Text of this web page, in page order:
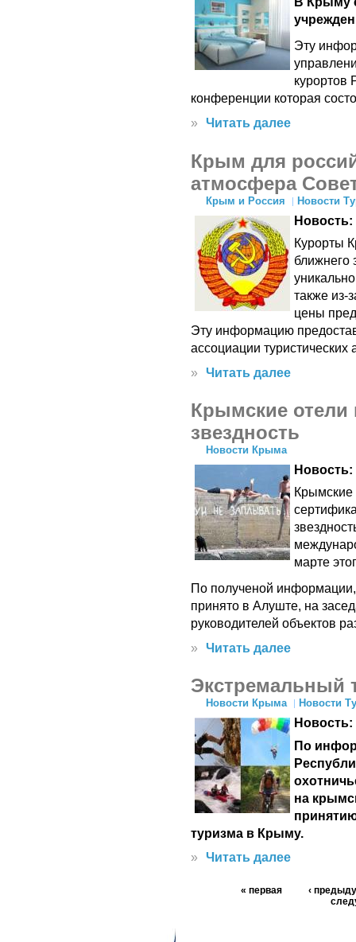
Эту
курортов
конференции которая
»
Читать далее
Крым для
атмосфера
Крым и Россия Новости
Новость:
Курорты
ближнего
также из-
цены
Эту информацию
ассоциации
»
Читать далее
Крымские отели
звездность
Новости Крыма
Новость:
Крымские
марте
По полученой
принято в Алуште, на
руководителей объектов
»
Читать далее
Экстремальный
Новости Крыма Новости
Новость:
По
на
туризма в Крыму.
»
Читать далее
« первая
‹